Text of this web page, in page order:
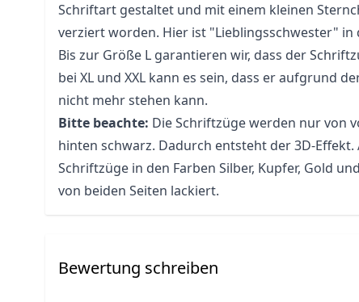
Schriftart gestaltet und mit einem kleinen
verziert worden. Hier ist "Lieblingsschwester" in
Bis zur Größe L garantieren wir, dass der
bei XL und XXL kann es sein, dass er aufgrund
nicht mehr stehen kann.
Bitte beachte: Die Schriftzüge werden nur von
hinten schwarz. Dadurch entsteht der 3D-Effekt.
Schriftzüge in den Farben Silber, Kupfer, Gold
von beiden Seiten lackiert.
Bewertung schreiben